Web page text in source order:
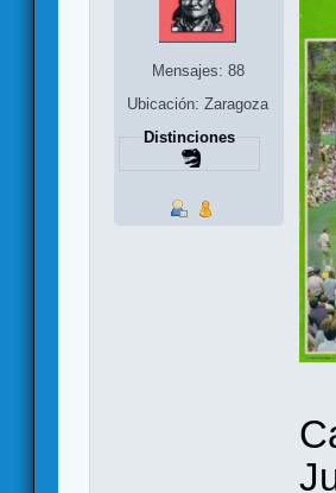
Mensajes: 88
Ubicación: Zaragoza
Distinciones